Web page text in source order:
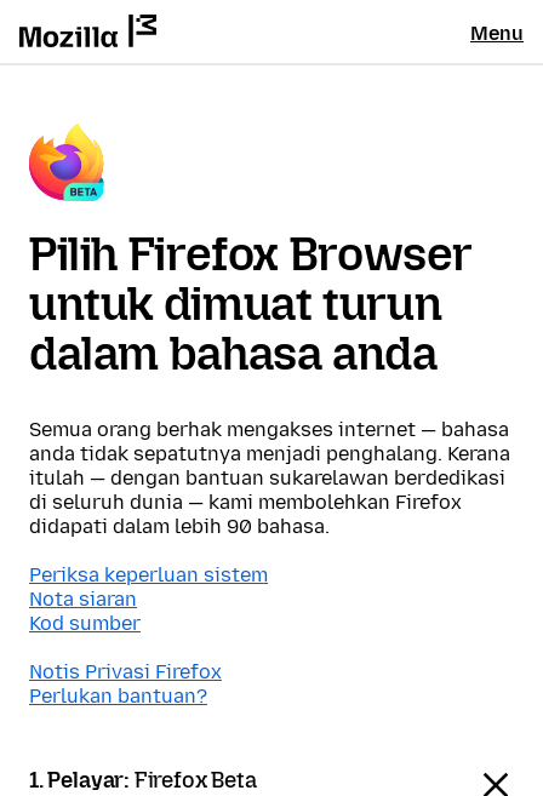
Menu
Pilih Firefox Browser
untuk dimuat turun
dalam bahasa anda
Semua orang berhak mengakses internet — bahasa
anda tidak sepatutnya menjadi penghalang. Kerana
itulah — dengan bantuan sukarelawan berdedikasi
di seluruh dunia — kami membolehkan Firefox
didapati dalam lebih 90 bahasa.
Periksa keperluan sistem
Nota siaran
Kod sumber
Notis Privasi Firefox
Perlukan bantuan?
1. Pelayar: Firefox Beta